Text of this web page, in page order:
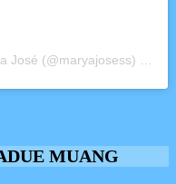
José (@maryajosess)
MUANG